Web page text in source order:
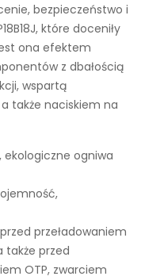
bezpieczeństwo i
, które doceniły
ona efektem
z dbałością
wspartą
także naciskiem na
ekologiczne ogniwa
przeładowaniem
także przed
OTP, zwarciem